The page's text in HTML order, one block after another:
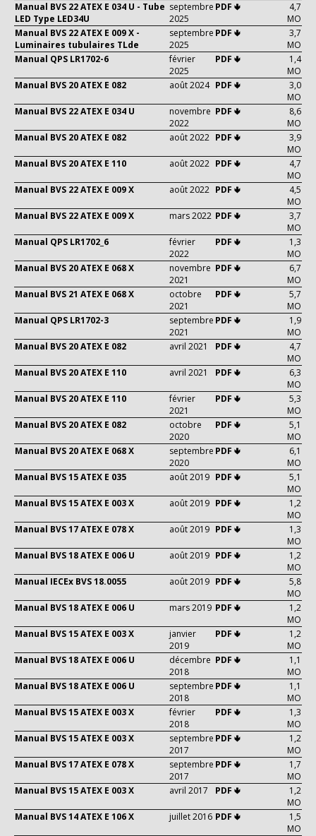
Manual BVS 22 ATEX E 034 U - Tube
LED Type LED34U
septembre
2025
PDF 🢃
4,7
MO
Manual BVS 22 ATEX E 009 X -
Luminaires tubulaires TLde
septembre
2025
PDF 🢃
3,7
MO
Manual QPS LR1702-6
février
2025
PDF 🢃
1,4
MO
Manual BVS 20 ATEX E 082
août 2024 PDF 🢃
3,0
MO
Manual BVS 22 ATEX E 034 U
novembre
2022
PDF 🢃
8,6
MO
Manual BVS 20 ATEX E 082
août 2022 PDF 🢃
3,9
MO
Manual BVS 20 ATEX E 110
août 2022 PDF 🢃
4,7
MO
Manual BVS 22 ATEX E 009 X
août 2022 PDF 🢃
4,5
MO
Manual BVS 22 ATEX E 009 X
mars 2022 PDF 🢃
3,7
MO
Manual QPS LR1702_6
février
2022
PDF 🢃
1,3
MO
Manual BVS 20 ATEX E 068 X
novembre
2021
PDF 🢃
6,7
MO
Manual BVS 21 ATEX E 068 X
octobre
2021
PDF 🢃
5,7
MO
Manual QPS LR1702-3
septembre
2021
PDF 🢃
1,9
MO
Manual BVS 20 ATEX E 082
avril 2021 PDF 🢃
4,7
MO
Manual BVS 20 ATEX E 110
avril 2021 PDF 🢃
6,3
MO
Manual BVS 20 ATEX E 110
février
2021
PDF 🢃
5,3
MO
Manual BVS 20 ATEX E 082
octobre
2020
PDF 🢃
5,1
MO
Manual BVS 20 ATEX E 068 X
septembre
2020
PDF 🢃
6,1
MO
Manual BVS 15 ATEX E 035
août 2019 PDF 🢃
5,1
MO
Manual BVS 15 ATEX E 003 X
août 2019 PDF 🢃
1,2
MO
Manual BVS 17 ATEX E 078 X
août 2019 PDF 🢃
1,3
MO
Manual BVS 18 ATEX E 006 U
août 2019 PDF 🢃
1,2
MO
Manual IECEx BVS 18.0055
août 2019 PDF 🢃
5,8
MO
Manual BVS 18 ATEX E 006 U
mars 2019 PDF 🢃
1,2
MO
Manual BVS 15 ATEX E 003 X
janvier
2019
PDF 🢃
1,2
MO
Manual BVS 18 ATEX E 006 U
décembre
2018
PDF 🢃
1,1
MO
Manual BVS 18 ATEX E 006 U
septembre
2018
PDF 🢃
1,1
MO
Manual BVS 15 ATEX E 003 X
février
2018
PDF 🢃
1,3
MO
Manual BVS 15 ATEX E 003 X
septembre
2017
PDF 🢃
1,2
MO
Manual BVS 17 ATEX E 078 X
septembre
2017
PDF 🢃
1,7
MO
Manual BVS 15 ATEX E 003 X
avril 2017 PDF 🢃
1,2
MO
Manual BVS 14 ATEX E 106 X
juillet 2016 PDF 🢃
1,5
MO